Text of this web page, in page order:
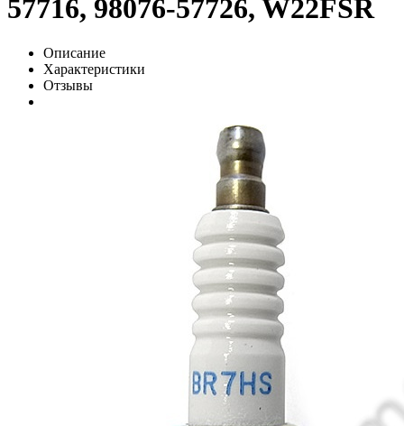
57716, 98076-57726, W22FSR
Описание
Характеристики
Отзывы